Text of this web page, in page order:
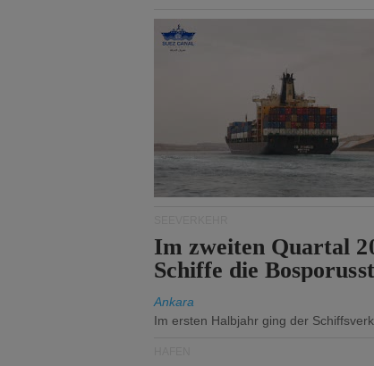
Im zweiten Quartal
Schiffe die
Ankara
Im ersten Halbjahr ging der